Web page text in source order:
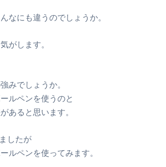
なにも違うのでしょうか。
がします。
みでしょうか。
ルペンを使うのと
あると思います。
したが
ルペンを使ってみます。